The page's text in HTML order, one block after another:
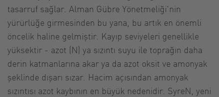
tasarruf sağlar. Alman Gübre Yönetmeliği'nin
yürürlüğe girmesinden bu yana, bu artık en önemli
öncelik haline gelmiştir. Kayıp seviyeleri genellikle
yüksektir - azot (N) ya sızıntı suyu ile toprağın daha
derin katmanlarına akar ya da azot oksit ve amonyak
şeklinde dışarı sızar. Hacim açısından amonyak
sızıntısı azot kaybının en büyük nedenidir. SyreN, yeni